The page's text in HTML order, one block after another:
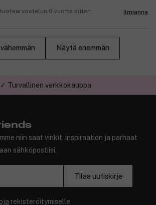
6 vuotta sitten Ilmianna
Näytä enemmän
✓ Turvallinen verkkokauppa
niin saat vinkit, inspiraation ja parhaat
sähköpostiisi.
Tilaa uutiskirje
rekisteröitymiselle